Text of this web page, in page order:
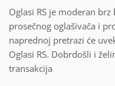
Oglasi RS je moderan
prosečnog oglašivača i
naprednoj pretrazi će
Oglasi RS. Dobrdošli i
transakcija